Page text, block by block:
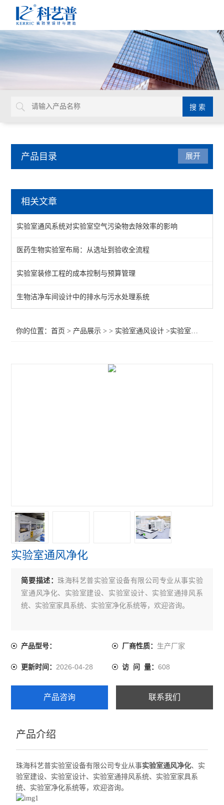
产品目录 展开
相关文章
实验室通风系统对实验室空气污染物去除效率的影响
医药生物实验室布局：从选址到验收全流程
实验室装修工程的成本控制与预算管理
生物洁净车间设计中的排水与污水处理系统
你的位置：首页 > 产品展示 > > 实验室通风设计 >实验室通风净化
实验室通风净化
简要描述：珠海科艺普实验室设备有限公司专业从事实验
室通风净化、实验室建设、实验室设计、实验室通排风系
统、实验室家具系统、实验室净化系统等，欢迎咨询。
产品型号： 厂商性质： 生产厂家
更新时间：2026-04-28 访 问 量： 608
产品咨询 联系我们
产品介绍
珠海科艺普实验室设备有限公司专业从事实验室通风净化、实
验室建设、实验室设计、实验室通排风系统、实验室家具系
统、实验室净化系统等，欢迎咨询。